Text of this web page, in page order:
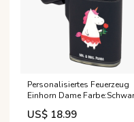
Personalisiertes Feuerzeug
Einhorn Dame
US$ 18.99